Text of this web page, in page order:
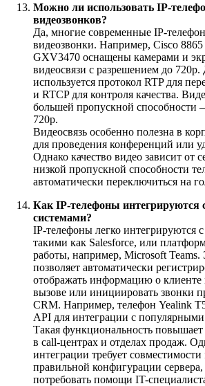
Можно ли использовать IP-
видеозвонков?
Да, многие современные IP-
видеозвонки. Например, Cisco 8865
GXV3470 оснащены камерами и
видеосвязи с разрешением до 720p.
используется протокол RTP для
и RTCP для контроля качества.
большей пропускной способности
720p.
Видеосвязь особенно полезна в
для проведения конференций или
Однако качество видео зависит от
низкой пропускной способности
автоматически переключиться на
Как IP-телефоны интегрируются
системами?
IP-телефоны легко интегрируются
такими как Salesforce, или
работы, например, Microsoft Teams.
позволяет автоматически
отображать информацию о
вызове или инициировать звонки
CRM. Например, телефон Yealink
API для интеграции с
Такая функциональность повышает
в call-центрах и отделах продаж.
интеграции требует
правильной конфигурации
потребовать помощи IT-